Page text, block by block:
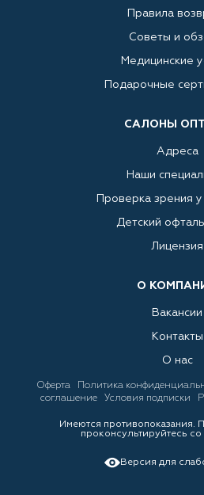
Правила
Советы и
Медицинские
Подарочные
САЛОНЫ
Адреса
Наши
Проверка зрения
Детский
Лицензия
О
Вакансии
Контакты
О нас
Оферта Политика
соглашение
Условия подписки
Имеются противопоказания.
проконсультируйтесь
Версия для